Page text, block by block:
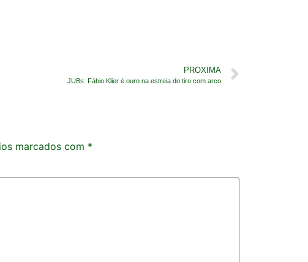
PROXIMA
JUBs: Fábio Klier é ouro na estreia do tiro com arco
marcados com *